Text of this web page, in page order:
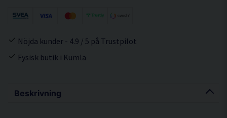
Beskrivning
Nöjda kunder - 4.9 / 5 på Trustpilot
Fysisk butik i Kumla